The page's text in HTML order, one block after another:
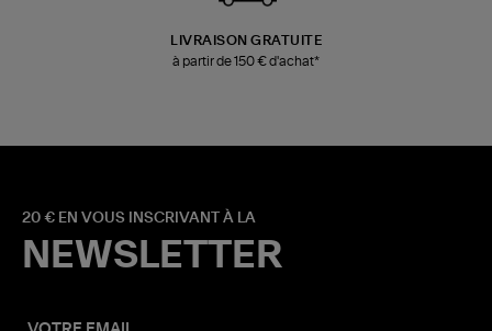
LIVRAISON GRATUITE
à partir de 150 € d'achat*
20 € EN VOUS INSCRIVANT À LA
NEWSLETTER